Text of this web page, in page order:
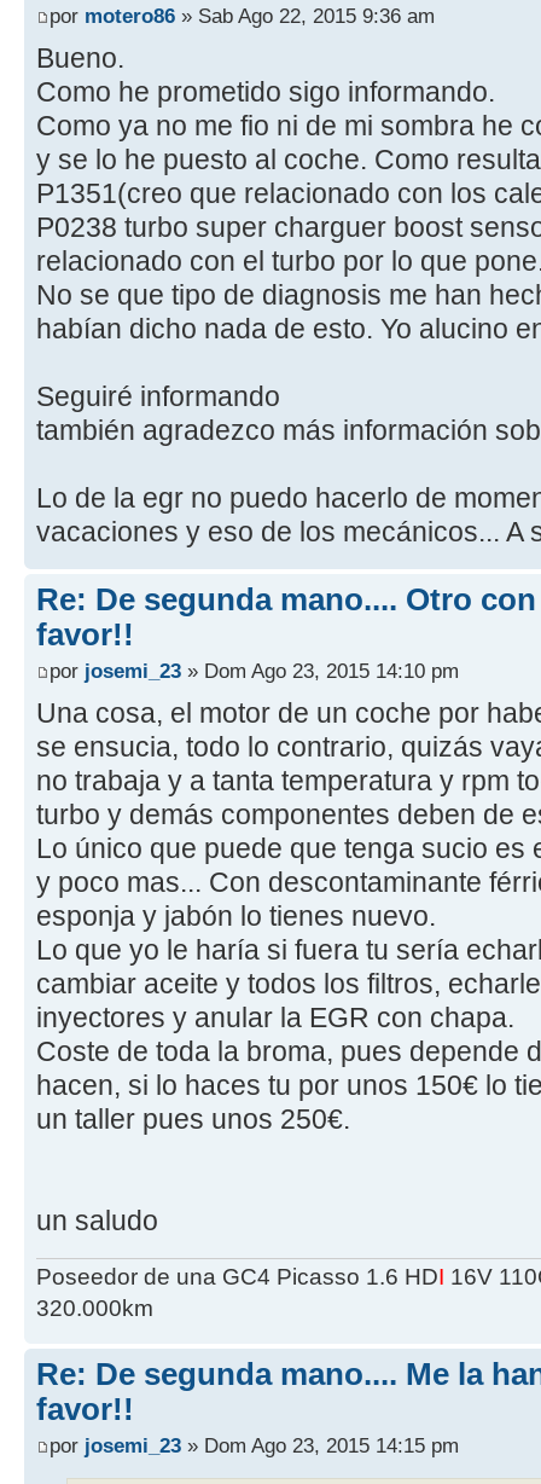
por motero86 » Sab Ago 22, 2015 9:36 am
Bueno.
Como he prometido sigo informando.
Como ya no me fio ni de mi sombra he
y se lo he puesto al coche. Como
P1351(creo que relacionado con los
P0238 turbo super charguer boost
relacionado con el turbo por lo que
No se que tipo de diagnosis me han
habían dicho nada de esto. Yo alucino
Seguiré informando
también agradezco más información
Lo de la egr no puedo hacerlo de
vacaciones y eso de los mecánicos... A
Re: De segunda mano.... Otro
favor!!
por josemi_23 » Dom Ago 23, 2015 14:10 pm
Una cosa, el motor de un coche por
se ensucia, todo lo contrario, quizás
no trabaja y a tanta temperatura y rpm
turbo y demás componentes deben de
Lo único que puede que tenga sucio es
y poco mas... Con descontaminante
esponja y jabón lo tienes nuevo.
Lo que yo le haría si fuera tu sería
cambiar aceite y todos los filtros,
inyectores y anular la EGR con chapa.
Coste de toda la broma, pues depende
hacen, si lo haces tu por unos 150€ lo
un taller pues unos 250€.
un saludo
Poseedor de una GC4 Picasso 1.6 HDI 16V
320.000km
Re: De segunda mano.... Me la
favor!!
por josemi_23 » Dom Ago 23, 2015 14:15 pm